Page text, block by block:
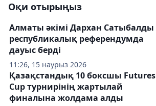
Оқи отырыңыз
11:26, 15 наурыз 2026
Алматы әкімі Дархан Сатыбалды
республикалық референдумда
дауыс берді
Қазақстандық 10 боксшы Futures
Cup турнирінің жартылай
финалына жолдама алды